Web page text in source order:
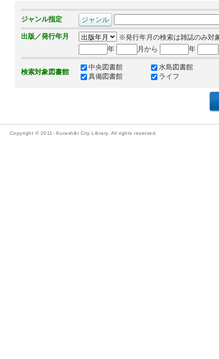
ジャンル指定
出版／発行年月
※発行年月の検索は雑誌のみ対
年
月から 年
検索対象図書館
中央図書館
水島図書館
真備図書館
ライフ
Copyright © 2011- Kurashiki City Library. All rights reserved.